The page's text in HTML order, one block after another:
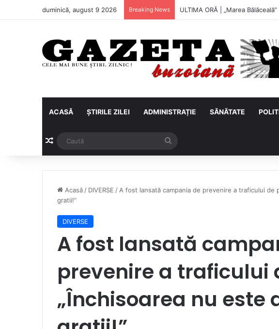
duminică, august 9 2026 Breaking News Metalul Buzău, primul meci
ACASĂ ȘTIRILE ZILEI ADMINISTRAȚIE SĂNĂTATE
Articol aleatoriu
Acasă / DIVERSE / A fost lansată campania de prevenire a traficului de
gratii!”
DIVERSE
A fost lansată
prevenire a traficului
„Închisoarea nu este